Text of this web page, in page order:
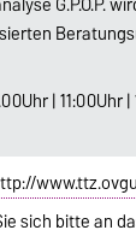
|
sich bitte an